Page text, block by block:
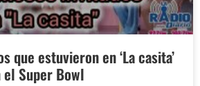
que estuvieron en ‘La casita’
el Super Bowl